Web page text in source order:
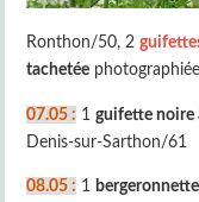
Ronthon/50, 2
tachetée
07.05 : 1guifette noire
Denis-sur-Sarthon/61
08.05 : 1